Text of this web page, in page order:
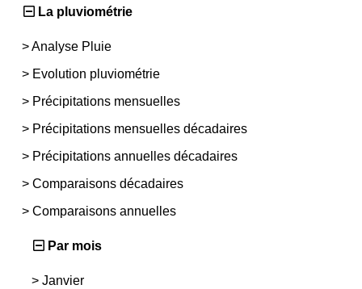
La pluviométrie
>Analyse Pluie
> Evolution pluviométrie
> Précipitations mensuelles
> Précipitations mensuelles décadaires
> Précipitations annuelles décadaires
> Comparaisons décadaires
> Comparaisons annuelles
Par mois
> Janvier